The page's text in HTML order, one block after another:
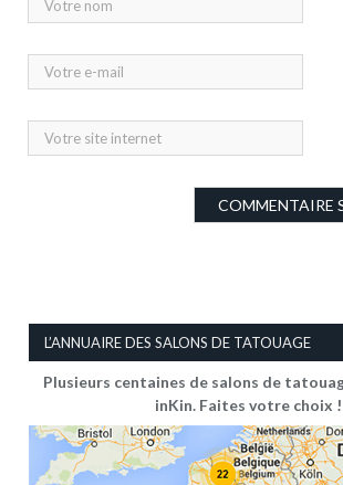
L’ANNUAIRE DES SALONS DE TATOUAGE
Plusieurs centaines de salons de
inKin. Faites votre choix !